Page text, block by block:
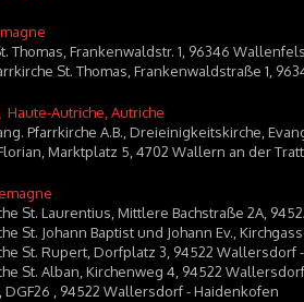
Thomas, Frankenwaldstr. 1, 96346
St. Thomas, Frankenwaldstraße 1,
, Haute-Autriche, Autriche
Pfarrkirche A.B., Dreieinigkeitskirche,
Marktplatz 5, 4702 Wallern an der
St. Laurentius, Mittlere Bachstraße 2A,
St. Johann Baptist und Johann Ev.,
St. Rupert, Dorfplatz 3, 94522 Wallersdorf
St. Alban, Kirchenweg 4, 94522
DGF26 , 94522 Wallersdorf - Haidenkofen